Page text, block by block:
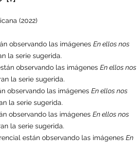
(2022)
observando las imágenes En ellos nos
la serie sugerida.
observando las imágenes En ellos nos
la serie sugerida.
observando las imágenes En ellos nos
la serie sugerida.
observando las imágenes En ellos nos
la serie sugerida.
están observando las imágenes En